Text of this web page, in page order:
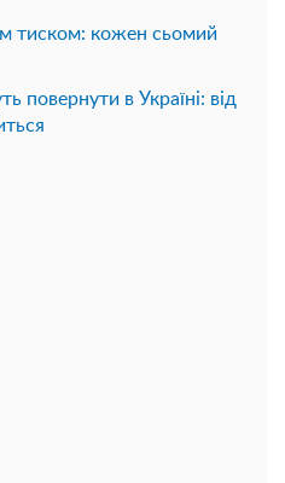
тиском: кожен сьомий
повернути в Україні: від